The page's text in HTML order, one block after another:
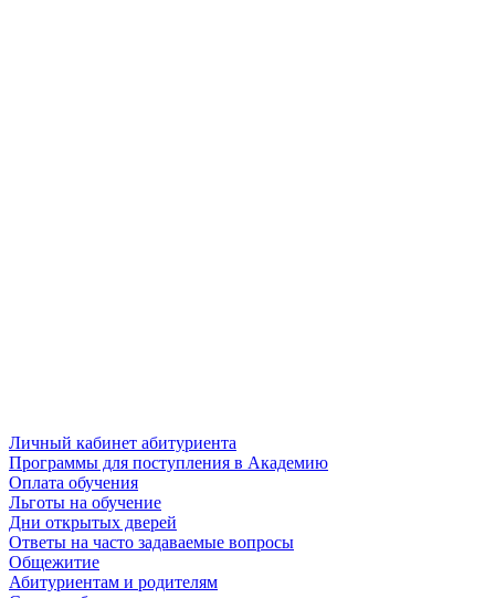
Личный кабинет абитуриента
Программы для поступления в Академию
Оплата обучения
Льготы на обучение
Дни открытых дверей
Ответы на часто задаваемые вопросы
Общежитие
Абитуриентам и родителям